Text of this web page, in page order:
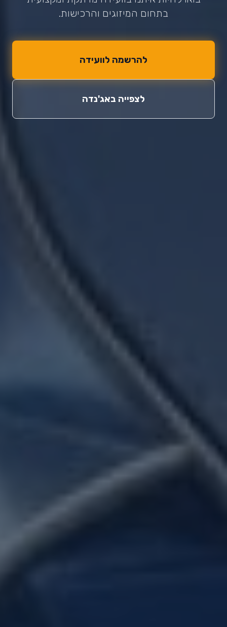
בתחום המיזוגים והרכישות.
להרשמה לוועידה
לצפייה באג'נדה